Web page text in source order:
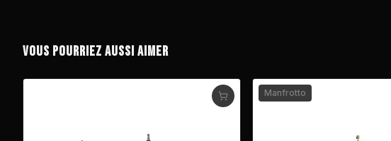
VOUS POURRIEZ AUSSI AIMER
Manfrotto